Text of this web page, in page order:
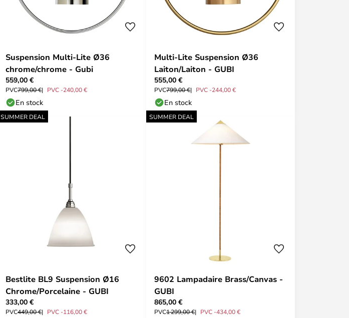
Suspension Multi-Lite Ø36
chrome/chrome - Gubi
559,00 €
PVC799,00 € PVC -240,00 €
En stock
Multi-Lite Suspension Ø36
Laiton/Laiton - GUBI
555,00 €
PVC799,00 € PVC -244,00 €
En stock
SUMMER DEAL
Bestlite BL9 Suspension Ø16
Chrome/Porcelaine - GUBI
333,00 €
PVC449,00 € PVC -116,00 €
SUMMER DEAL
9602 Lampadaire Brass/Canvas -
GUBI
865,00 €
PVC1 299,00 € PVC -434,00 €